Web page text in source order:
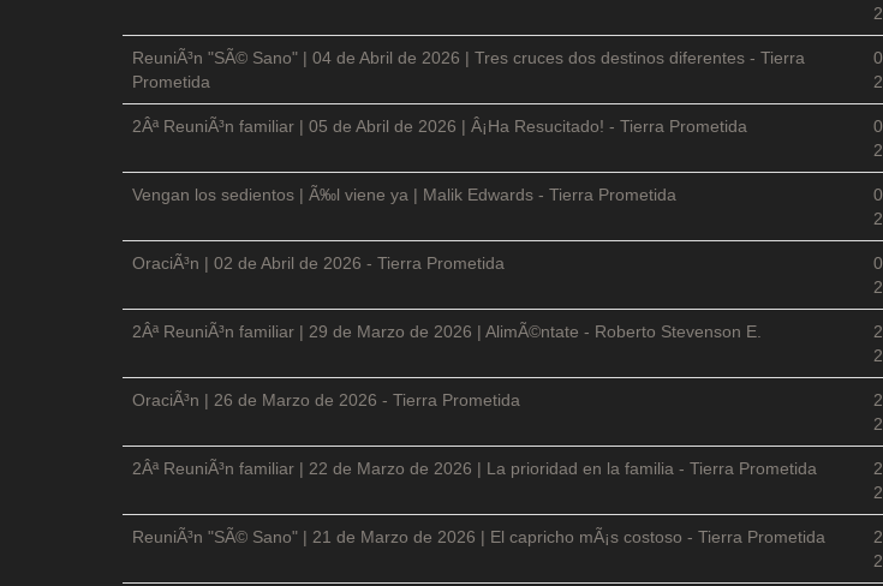
ReuniÃ³n "SÃ© Sano" | 04 de Abril de 2026 | Tres cruces dos destinos diferentes - Tierra
Prometida
2Âª ReuniÃ³n familiar | 05 de Abril de 2026 | Â¡Ha Resucitado! - Tierra Prometida
Vengan los sedientos | Ã‰l viene ya | Malik Edwards - Tierra Prometida
OraciÃ³n | 02 de Abril de 2026 - Tierra Prometida
2Âª ReuniÃ³n familiar | 29 de Marzo de 2026 | AlimÃ©ntate - Roberto Stevenson E.
OraciÃ³n | 26 de Marzo de 2026 - Tierra Prometida
2Âª ReuniÃ³n familiar | 22 de Marzo de 2026 | La prioridad en la familia - Tierra Prometida
ReuniÃ³n "SÃ© Sano" | 21 de Marzo de 2026 | El capricho mÃ¡s costoso - Tierra Prometida